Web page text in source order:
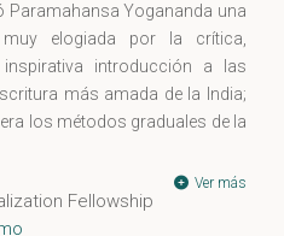
Paramahansa Yogananda una
elogiada por la crítica,
introducción a las
más amada de la India;
los métodos graduales de la
suprema. Al revelar el
simbología oculta en el Guita,
Ver más
Fellowship